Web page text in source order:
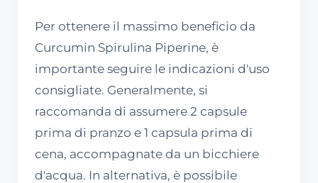
Per ottenere il massimo beneficio da
Curcumin Spirulina Piperine, è
importante seguire le indicazioni d'uso
consigliate. Generalmente, si
raccomanda di assumere 2 capsule
prima di pranzo e 1 capsula prima di
cena, accompagnate da un bicchiere
d'acqua. In alternativa, è possibile